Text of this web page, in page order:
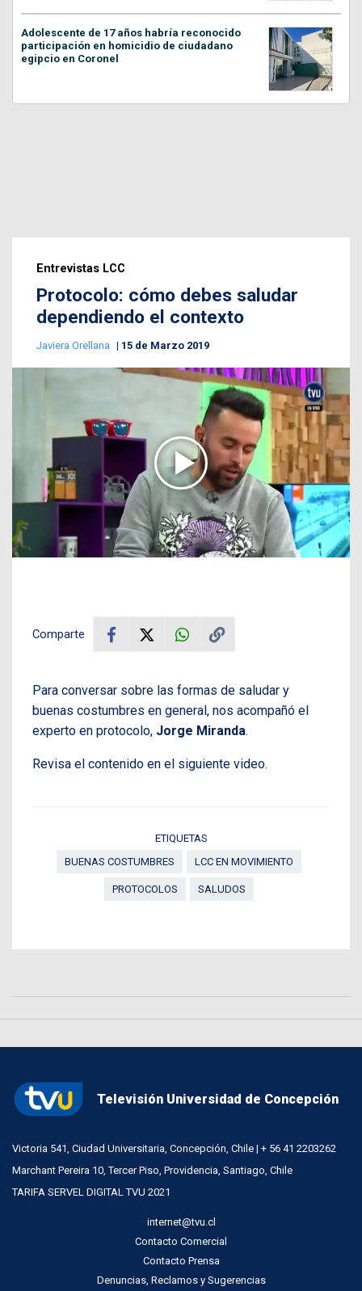
Adolescente de 17 años habría reconocido
participación en homicidio de ciudadano
egipcio en Coronel
Entrevistas LCC
Protocolo: cómo debes saludar
dependiendo el contexto
Javiera Orellana 15 de Marzo 2019
Comparte
Para conversar sobre las formas de saludar y
buenas costumbres en general, nos acompañó el
experto en protocolo, Jorge Miranda.
Revisa el contenido en el siguiente video.
ETIQUETAS
BUENAS COSTUMBRES
LCC EN MOVIMIENTO
PROTOCOLOS SALUDOS
Televisión Universidad de Concepción
Victoria 541, Ciudad Universitaria, Concepción, Chile | + 56 41 2203262
Marchant Pereira 10, Tercer Piso, Providencia, Santiago, Chile
TARIFA SERVEL DIGITAL TVU 2021
internet@tvu.cl
Contacto Comercial
Contacto Prensa
Denuncias, Reclamos y Sugerencias